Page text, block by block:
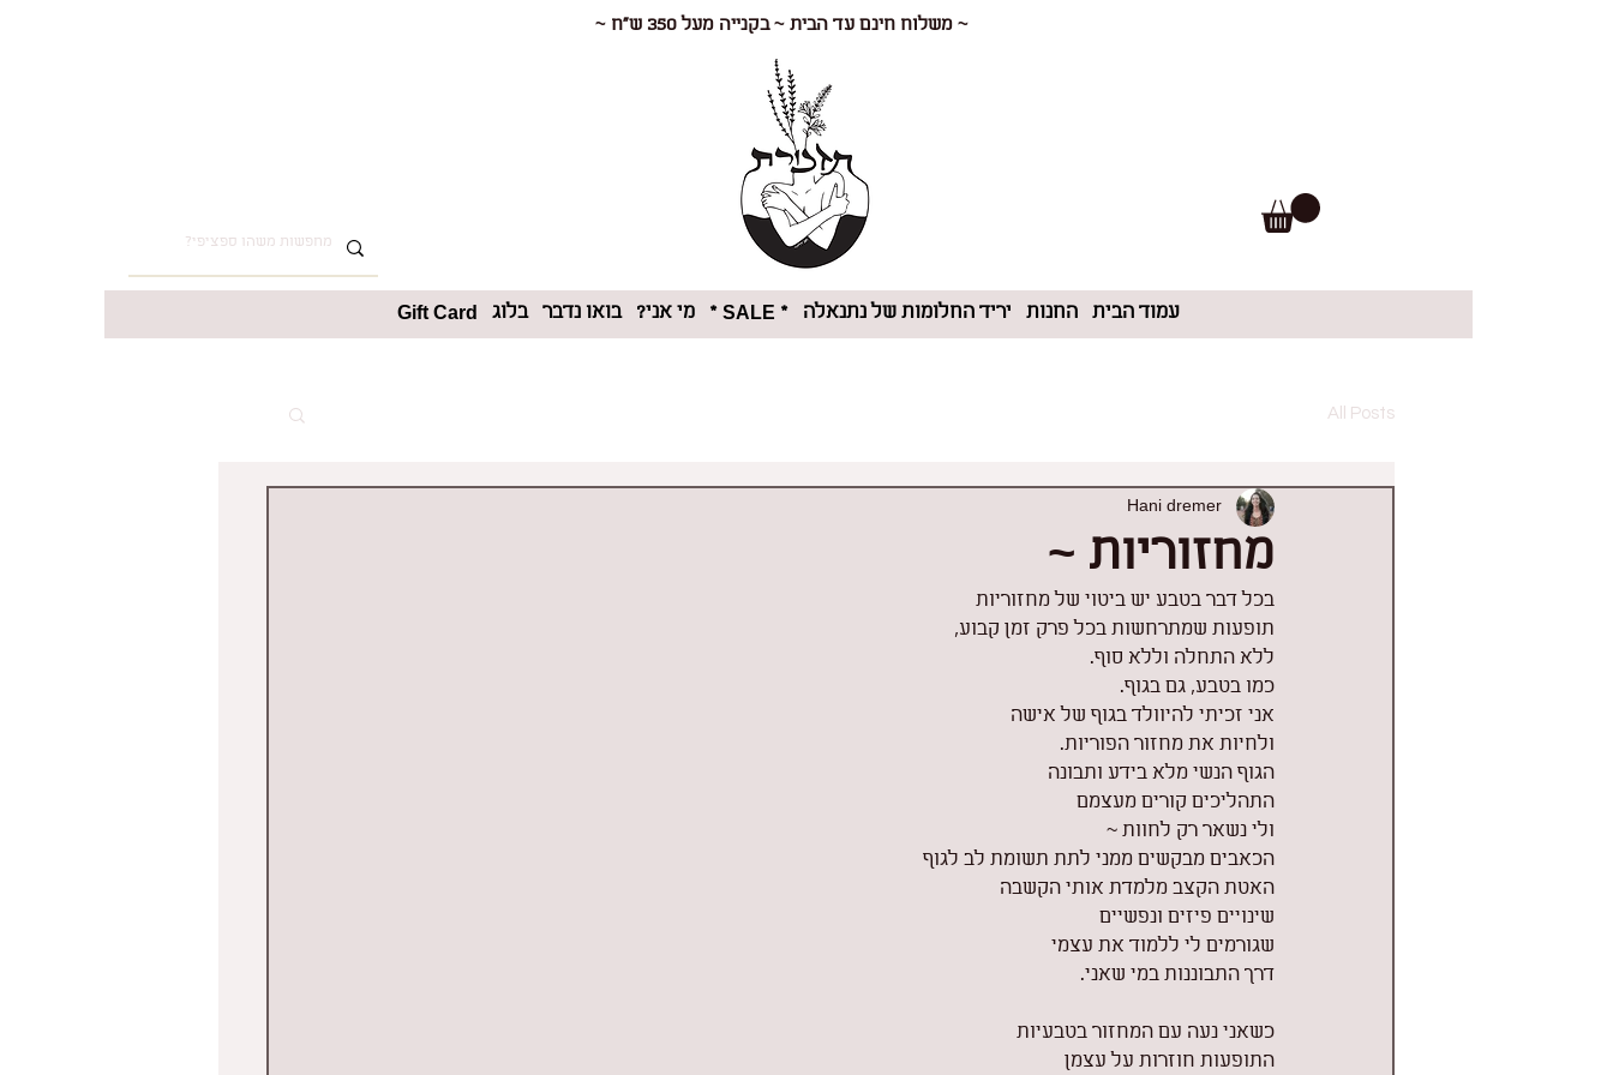
~ משלוח חינם עד הבית ~ בקנייה מעל 350 ש"ח ~
עמוד הבית החנות יריד החלומות של נתנאלה * SALE * מי אני? בואו נדבר בלוג Gift Card
All Posts
מחזוריות ~
Hani dremer
בכל דבר בטבע יש ביטוי של מחזוריות
תופעות שמתרחשות בכל פרק זמן קבוע,
ללא התחלה וללא סוף.
כמו בטבע, גם בגוף.
אני זכיתי להיוולד בגוף של אישה
ולחיות את מחזור הפוריות.
הגוף הנשי מלא בידע ותבונה
התהליכים קורים מעצמם
ולי נשאר רק לחוות ~
הכאבים מבקשים ממני לתת תשומת לב לגוף
האטת הקצב מלמדת אותי הקשבה
שינויים פיזים ונפשיים
שגורמים לי ללמוד את עצמי
דרך התבוננות במי שאני.
כשאני נעה עם המחזור בטבעיות
התופעות חוזרות על עצמן